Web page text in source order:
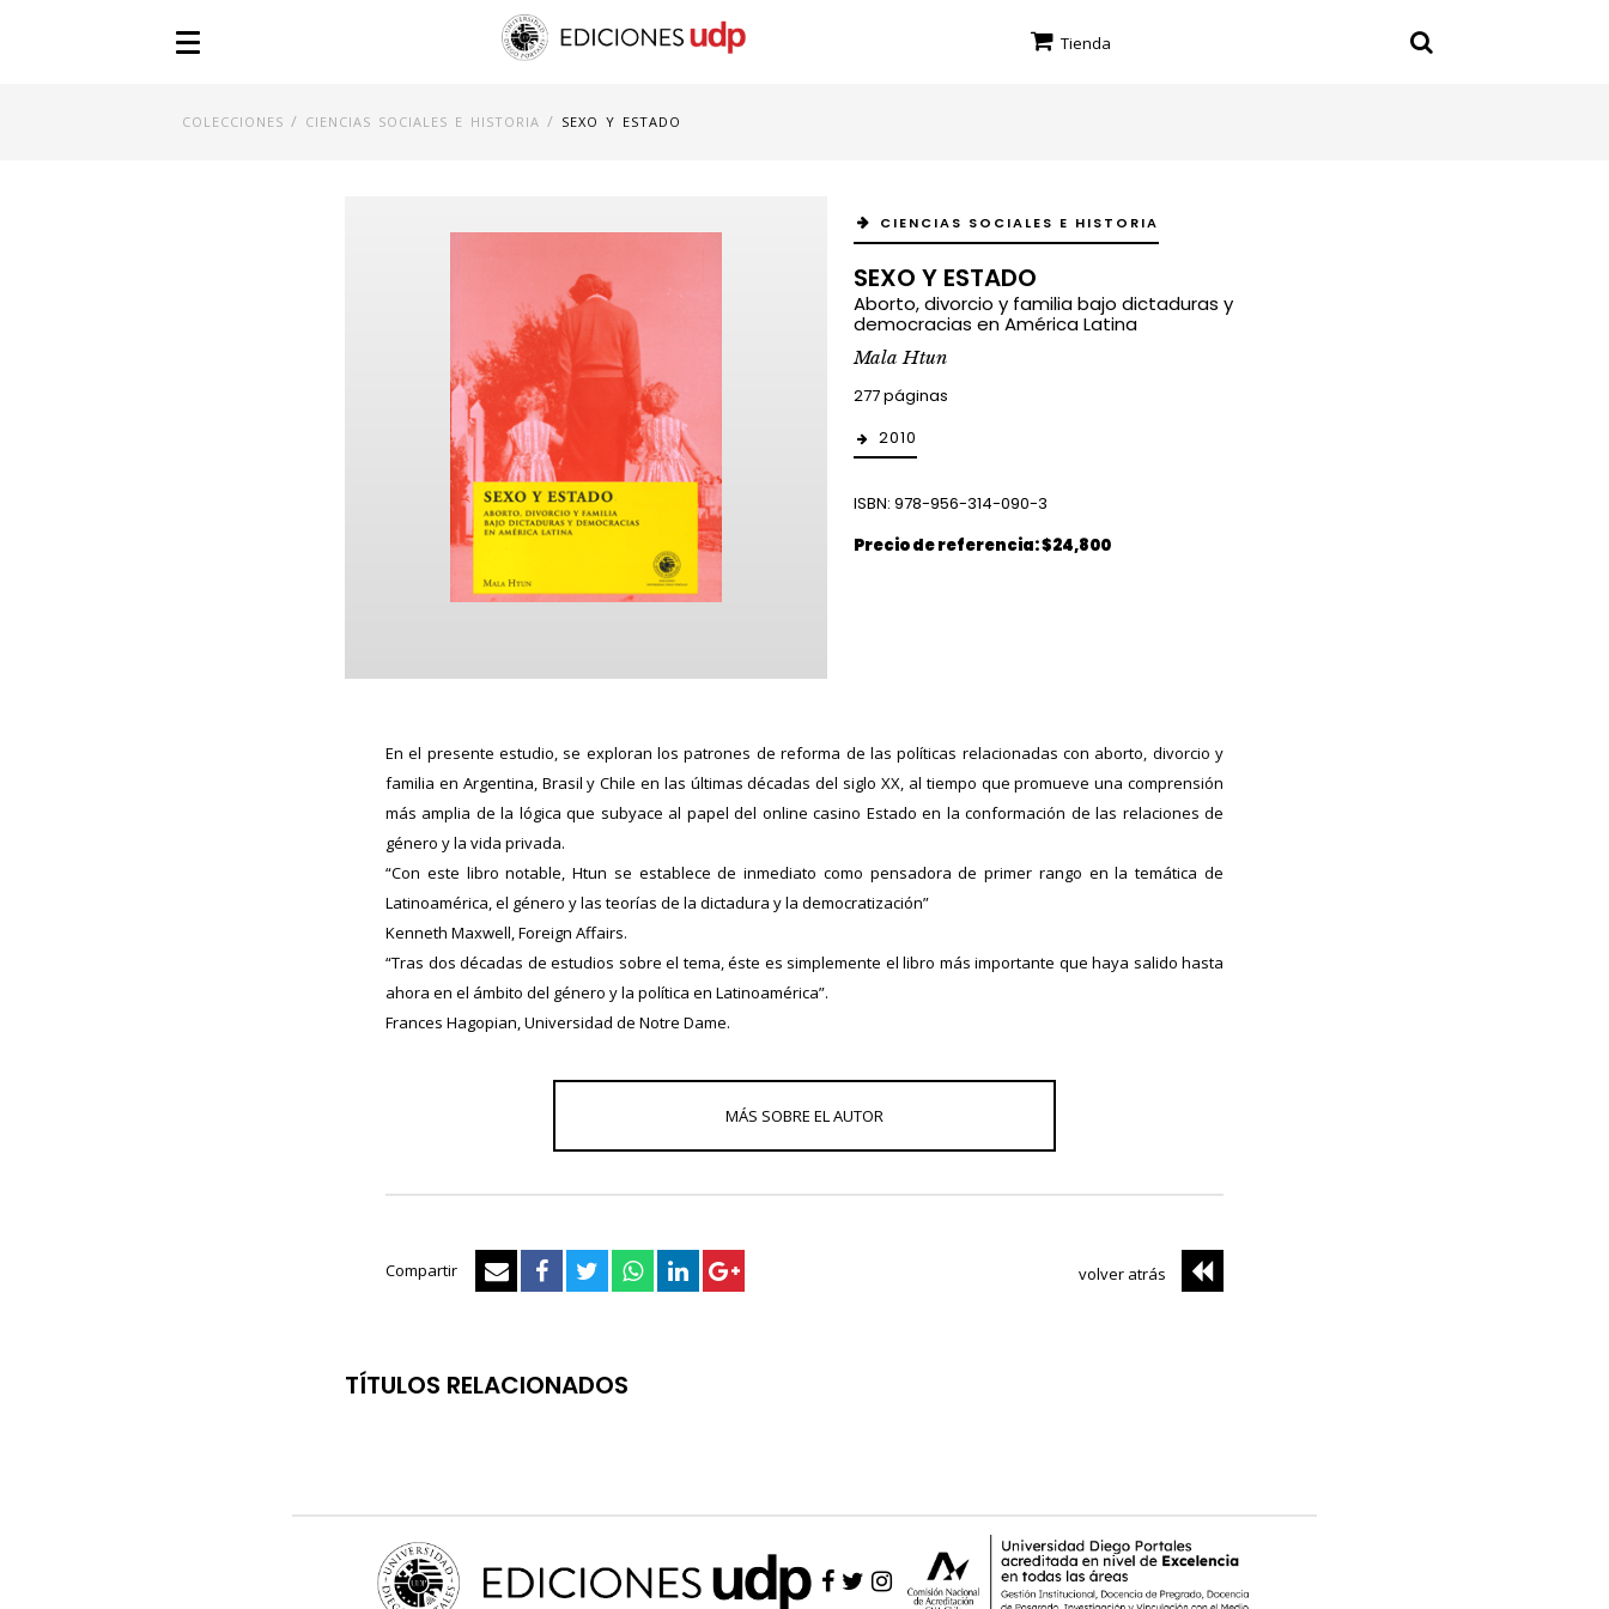
Tienda
COLECCIONES / CIENCIAS SOCIALES E HISTORIA / SEXO Y ESTADO
CIENCIAS SOCIALES E HISTORIA
SEXO Y ESTADO
Aborto, divorcio y familia bajo dictaduras y
democracias en América Latina
Mala Htun
277 páginas
2010
ISBN: 978-956-314-090-3
Precio de referencia: $24,800
En el presente estudio, se exploran los patrones de reforma de las políticas relacionadas con aborto, divorcio y
familia en Argentina, Brasil y Chile en las últimas décadas del siglo XX, al tiempo que promueve una comprensión
más amplia de la lógica que subyace al papel del online casino Estado en la conformación de las relaciones de
género y la vida privada.
“Con este libro notable, Htun se establece de inmediato como pensadora de primer rango en la temática de
Latinoamérica, el género y las teorías de la dictadura y la democratización”
Kenneth Maxwell, Foreign Affairs.
“Tras dos décadas de estudios sobre el tema, éste es simplemente el libro más importante que haya salido hasta
ahora en el ámbito del género y la política en Latinoamérica”.
Frances Hagopian, Universidad de Notre Dame.
Compartir volver atrás
TÍTULOS RELACIONADOS